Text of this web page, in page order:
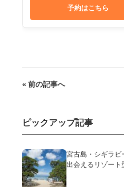
予約はこちら
« 前の記事へ
ピックアップ記事
宮古島・シギラビ
出会えるリゾート